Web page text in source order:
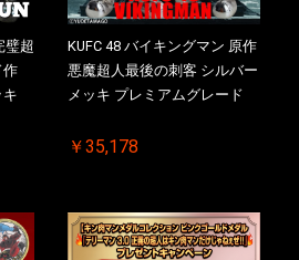
璧超
作
KUFC 48 バイキングマン 原作
悪魔超人最後の刺客 シルバー
メッキ プレミアムグレード
￥35,178